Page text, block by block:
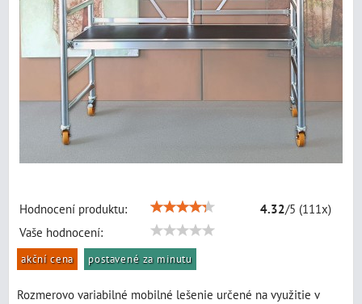
Hodnocení produktu: 4.32/5 (111x)
Vaše hodnocení:
akční cena postavené za minutu
Rozmerovo variabilné mobilné lešenie určené na využitie v